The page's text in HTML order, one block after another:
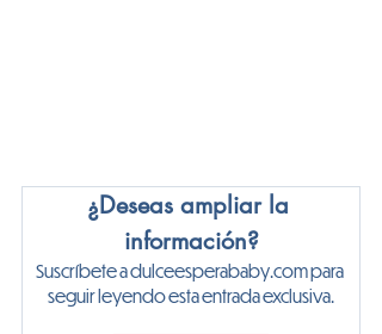
¿Deseas ampliar la
información?
Suscríbete a dulceesperababy.com para
seguir leyendo esta entrada exclusiva.